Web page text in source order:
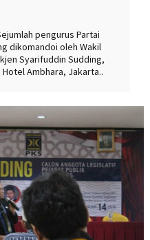
pengurus Partai
dikomandoi oleh Wakil
Syarifuddin Sudding,
Ambhara, Jakarta..